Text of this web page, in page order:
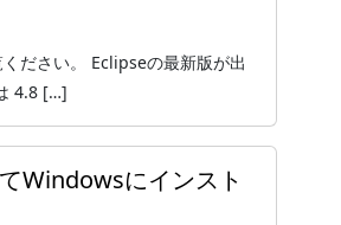
ださい。 Eclipseの最新版が出
4.8 […]
Windowsにインスト